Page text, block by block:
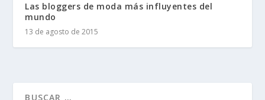
Las bloggers de moda más influyentes del
mundo
13 de agosto de 2015